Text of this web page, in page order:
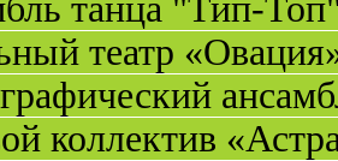
танца "Тип-
театр
коллектив